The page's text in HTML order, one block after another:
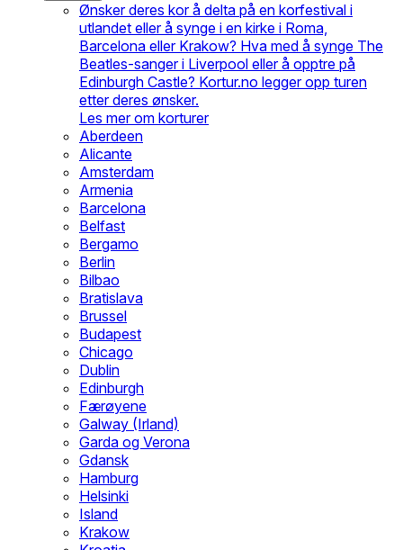
Ønsker deres kor å delta på en korfestival i
utlandet eller å synge i en kirke i Roma,
Barcelona eller Krakow? Hva med å synge The
Beatles-sanger i Liverpool eller å opptre på
Edinburgh Castle? Kortur.no legger opp turen
etter deres ønsker.
Les mer om korturer
Aberdeen
Alicante
Amsterdam
Armenia
Barcelona
Belfast
Bergamo
Berlin
Bilbao
Bratislava
Brussel
Budapest
Chicago
Dublin
Edinburgh
Færøyene
Galway (Irland)
Garda og Verona
Gdansk
Hamburg
Helsinki
Island
Krakow